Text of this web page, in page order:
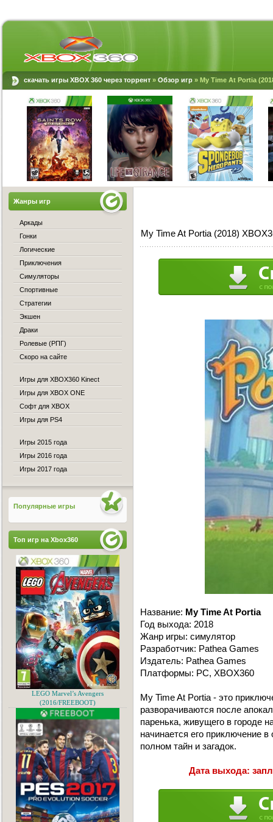
скачать игры XBOX 360 через торрент » Обзор игр » My Time At Portia
My Time At Portia (2018)
Название: My Time At Portia
Год выхода: 2018
Жанр игры: симулятор
Разработчик: Pathea Games
Издатель: Pathea Games
Платформы: PC, XBOX360
My Time At Portia - это
разворачиваются после
паренька, живущего в городе
начинается его приключение
полном тайн и загадок.
Дата выхода:
Жанры игр
Аркады
Гонки
Логические
Приключения
Симуляторы
Спортивные
Стратегии
Экшен
Драки
Ролевые (РПГ)
Скоро на сайте
Игры для XBOX360 Kinect
Игры для XBOX ONE
Софт для XBOX
Игры для PS4
Игры 2015 года
Игры 2016 года
Игры 2017 года
Популярные игры
Топ игр на Xbox360
LEGO Marvel’s Avengers
(2016/FREEBOOT)